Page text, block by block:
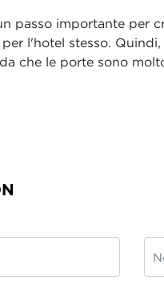
passo importante per
l'hotel stesso.
che le porte sono